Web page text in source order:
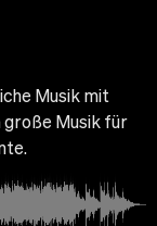
Musik mit
große Musik für